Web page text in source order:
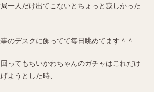
一人だけ出てこないとちょっと寂しかった
のデスクに飾ってて毎日眺めてます＾＾
ってもちいかわちゃんのガチャはこれだけ
ようとした時、